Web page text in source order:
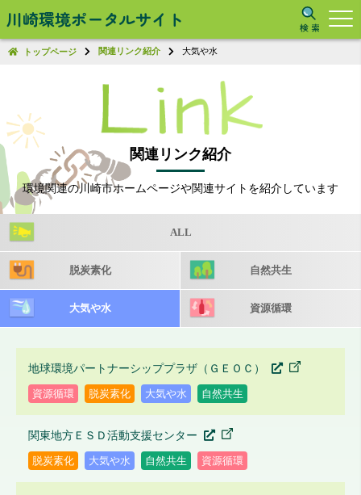
川崎環境ポータルサイト
トップページ 関連リンク紹介 大気や水
関連リンク紹介
環境関連の川崎市ホームページや関連サイトを紹介しています
ALL
脱炭素化 自然共生
大気や水 資源循環
地球環境パートナーシッププラザ（ＧＥＯＣ）
資源循環 脱炭素化 大気や水 自然共生
関東地方ＥＳＤ活動支援センター
脱炭素化 大気や水 自然共生 資源循環